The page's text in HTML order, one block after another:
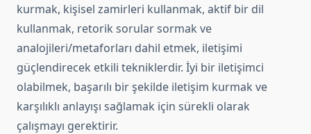
kurmak, kişisel zamirleri kullanmak, aktif bir dil
kullanmak, retorik sorular sormak ve
analojileri/metaforları dahil etmek, iletişimi
güçlendirecek etkili tekniklerdir. İyi bir iletişimci
olabilmek, başarılı bir şekilde iletişim kurmak ve
karşılıklı anlayışı sağlamak için sürekli olarak
çalışmayı gerektirir.